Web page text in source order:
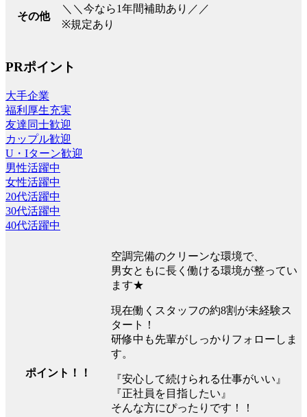
その他
＼＼今なら1年間補助あり／／
※規定あり
PRポイント
大手企業
福利厚生充実
友達同士歓迎
カップル歓迎
U・Iターン歓迎
男性活躍中
女性活躍中
20代活躍中
30代活躍中
40代活躍中
ポイント！！
空調完備のクリーンな環境で、
男女ともに長く働ける環境が整ってい
ます★
現在働くスタッフの約8割が未経験ス
タート！
研修中も先輩がしっかりフォローしま
す。
『安心して続けられる仕事がいい』
『正社員を目指したい』
そんな方にぴったりです！！